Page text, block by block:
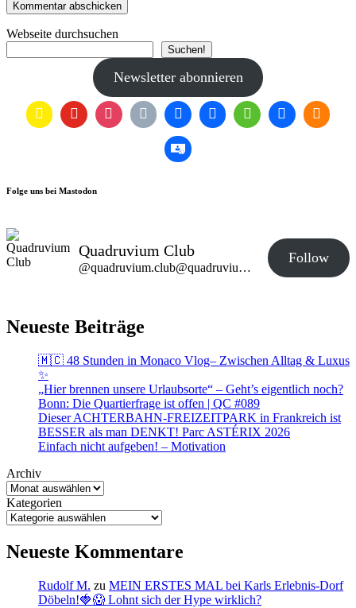
Webseite durchsuchen
Suchen!
Newsletter abonnieren
Folge uns bei Mastodon
Quadruvium Club
@quadruvium.club@quadruvium.club
Follow
Neueste Beiträge
🇲🇨 48 Stunden in Monaco Vlog– Zwischen Alltag & Luxus
✨
„Hier brennen unsere Urlaubsorte“ – Geht’s eigentlich noch?
Bonn: Die Quartierfrage ist offen | QC #089
Dieser ACHTERBAHN-FREIZEITPARK in Frankreich ist
BESSER als man DENKT! Parc ASTÉRIX 2026
Einfach nicht aufgeben! – Motivation
Archiv
Kategorien
Neueste Kommentare
Rudolf M. zu MEIN ERSTES MAL bei Karls Erlebnis-Dorf
Döbeln!🍓😱 Lohnt sich der Hype wirklich?